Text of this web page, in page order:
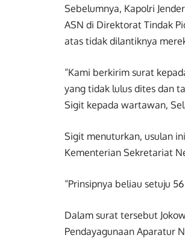
Sebelumnya, Kapolri
ASN di Direktorat Tindak
atas tidak dilantiknya
“Kami berkirim surat
yang tidak lulus dites dan
Sigit kepada wartawan,
Sigit menuturkan, usulan
Kementerian Sekretariat
“Prinsipnya beliau setuju
Dalam surat tersebut
Pendayagunaan Aparatur